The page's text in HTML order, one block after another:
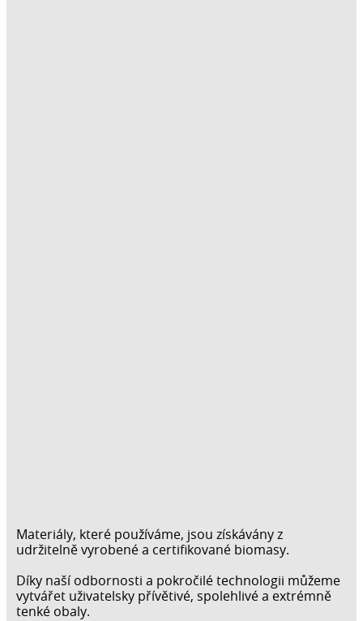
Materiály, které používáme, jsou získávány z
udržitelně vyrobené a certifikované biomasy.
Díky naší odbornosti a pokročilé technologii můžeme
vytvářet uživatelsky přívětivé, spolehlivé a extrémně
tenké obaly.